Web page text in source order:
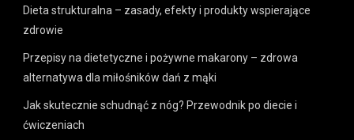
Dieta strukturalna – zasady, efekty i produkty wspierające
zdrowie
Przepisy na dietetyczne i pożywne makarony – zdrowa
alternatywa dla miłośników dań z mąki
Jak skutecznie schudnąć z nóg? Przewodnik po diecie i
ćwiczeniach